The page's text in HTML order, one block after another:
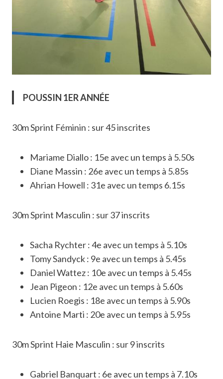
POUSSIN 1ER ANNÉE
30m Sprint Féminin : sur 45 inscrites
Mariame Diallo : 15e avec un temps à 5.50s
Diane Massin : 26e avec un temps à 5.85s
Ahrian Howell : 31e avec un temps 6.15s
30m Sprint Masculin : sur 37 inscrits
Sacha Rychter : 4e avec un temps à 5.10s
Tomy Sandyck : 9e avec un temps à 5.45s
Daniel Wattez : 10e avec un temps à 5.45s
Jean Pigeon : 12e avec un temps à 5.60s
Lucien Roegis : 18e avec un temps à 5.90s
Antoine Marti : 20e avec un temps à 5.95s
30m Sprint Haie Masculin : sur 9 inscrits
Gabriel Banquart : 6e avec un temps à 7.10s